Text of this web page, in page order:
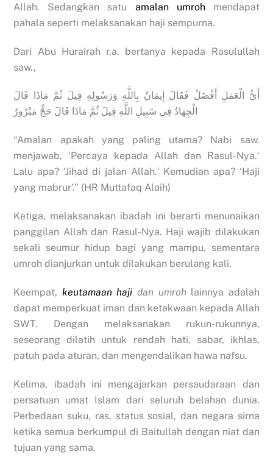
Allah. Sedangkan satu amalan umrohmendapat
pahala seperti melaksanakan haji sempurna.
Dari Abu Hurairah r.a. bertanya kepada Rasulullah
saw.,
أَيُّ الْعَمَلِ أَفْضَلُ فَقَالَ إِيمَانٌ بِاللَّهِ وَرَسُولِهِ قِيلَ ثُمَّ مَاذَا قَالَ
الْجِهَادُ فِي سَبِيلِ اللَّهِ قِيلَ ثُمَّ مَاذَا قَالَ حَجٌّ مَبْرُورٌ
“Amalan apakah yang paling utama? Nabi saw.
menjawab, ‘Percaya kepada Allah dan Rasul-Nya.‘
Lalu apa? ‘Jihad di jalan Allah.‘ Kemudian apa? ‘Haji
yang mabrur’.” (HR Muttafaq Alaih)
Ketiga, melaksanakan ibadah ini berarti menunaikan
panggilan Allah dan Rasul-Nya. Haji wajib dilakukan
sekali seumur hidup bagi yang mampu, sementara
umroh dianjurkan untuk dilakukan berulang kali.
Keempat, keutamaan haji dan umroh lainnya adalah
dapat memperkuat iman dan ketakwaan kepada Allah
SWT. Dengan melaksanakan rukun-rukunnya,
seseorang dilatih untuk rendah hati, sabar, ikhlas,
patuh pada aturan, dan mengendalikan hawa nafsu.
Kelima, ibadah ini mengajarkan persaudaraan dan
persatuan umat Islam dari seluruh belahan dunia.
Perbedaan suku, ras, status sosial, dan negara sirna
ketika semua berkumpul di Baitullah dengan niat dan
tujuan yang sama.